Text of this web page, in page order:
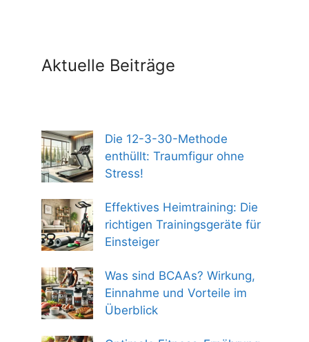
Aktuelle Beiträge
Die 12-3-30-Methode
enthüllt: Traumfigur ohne
Stress!
Effektives Heimtraining: Die
richtigen Trainingsgeräte für
Einsteiger
Was sind BCAAs? Wirkung,
Einnahme und Vorteile im
Überblick